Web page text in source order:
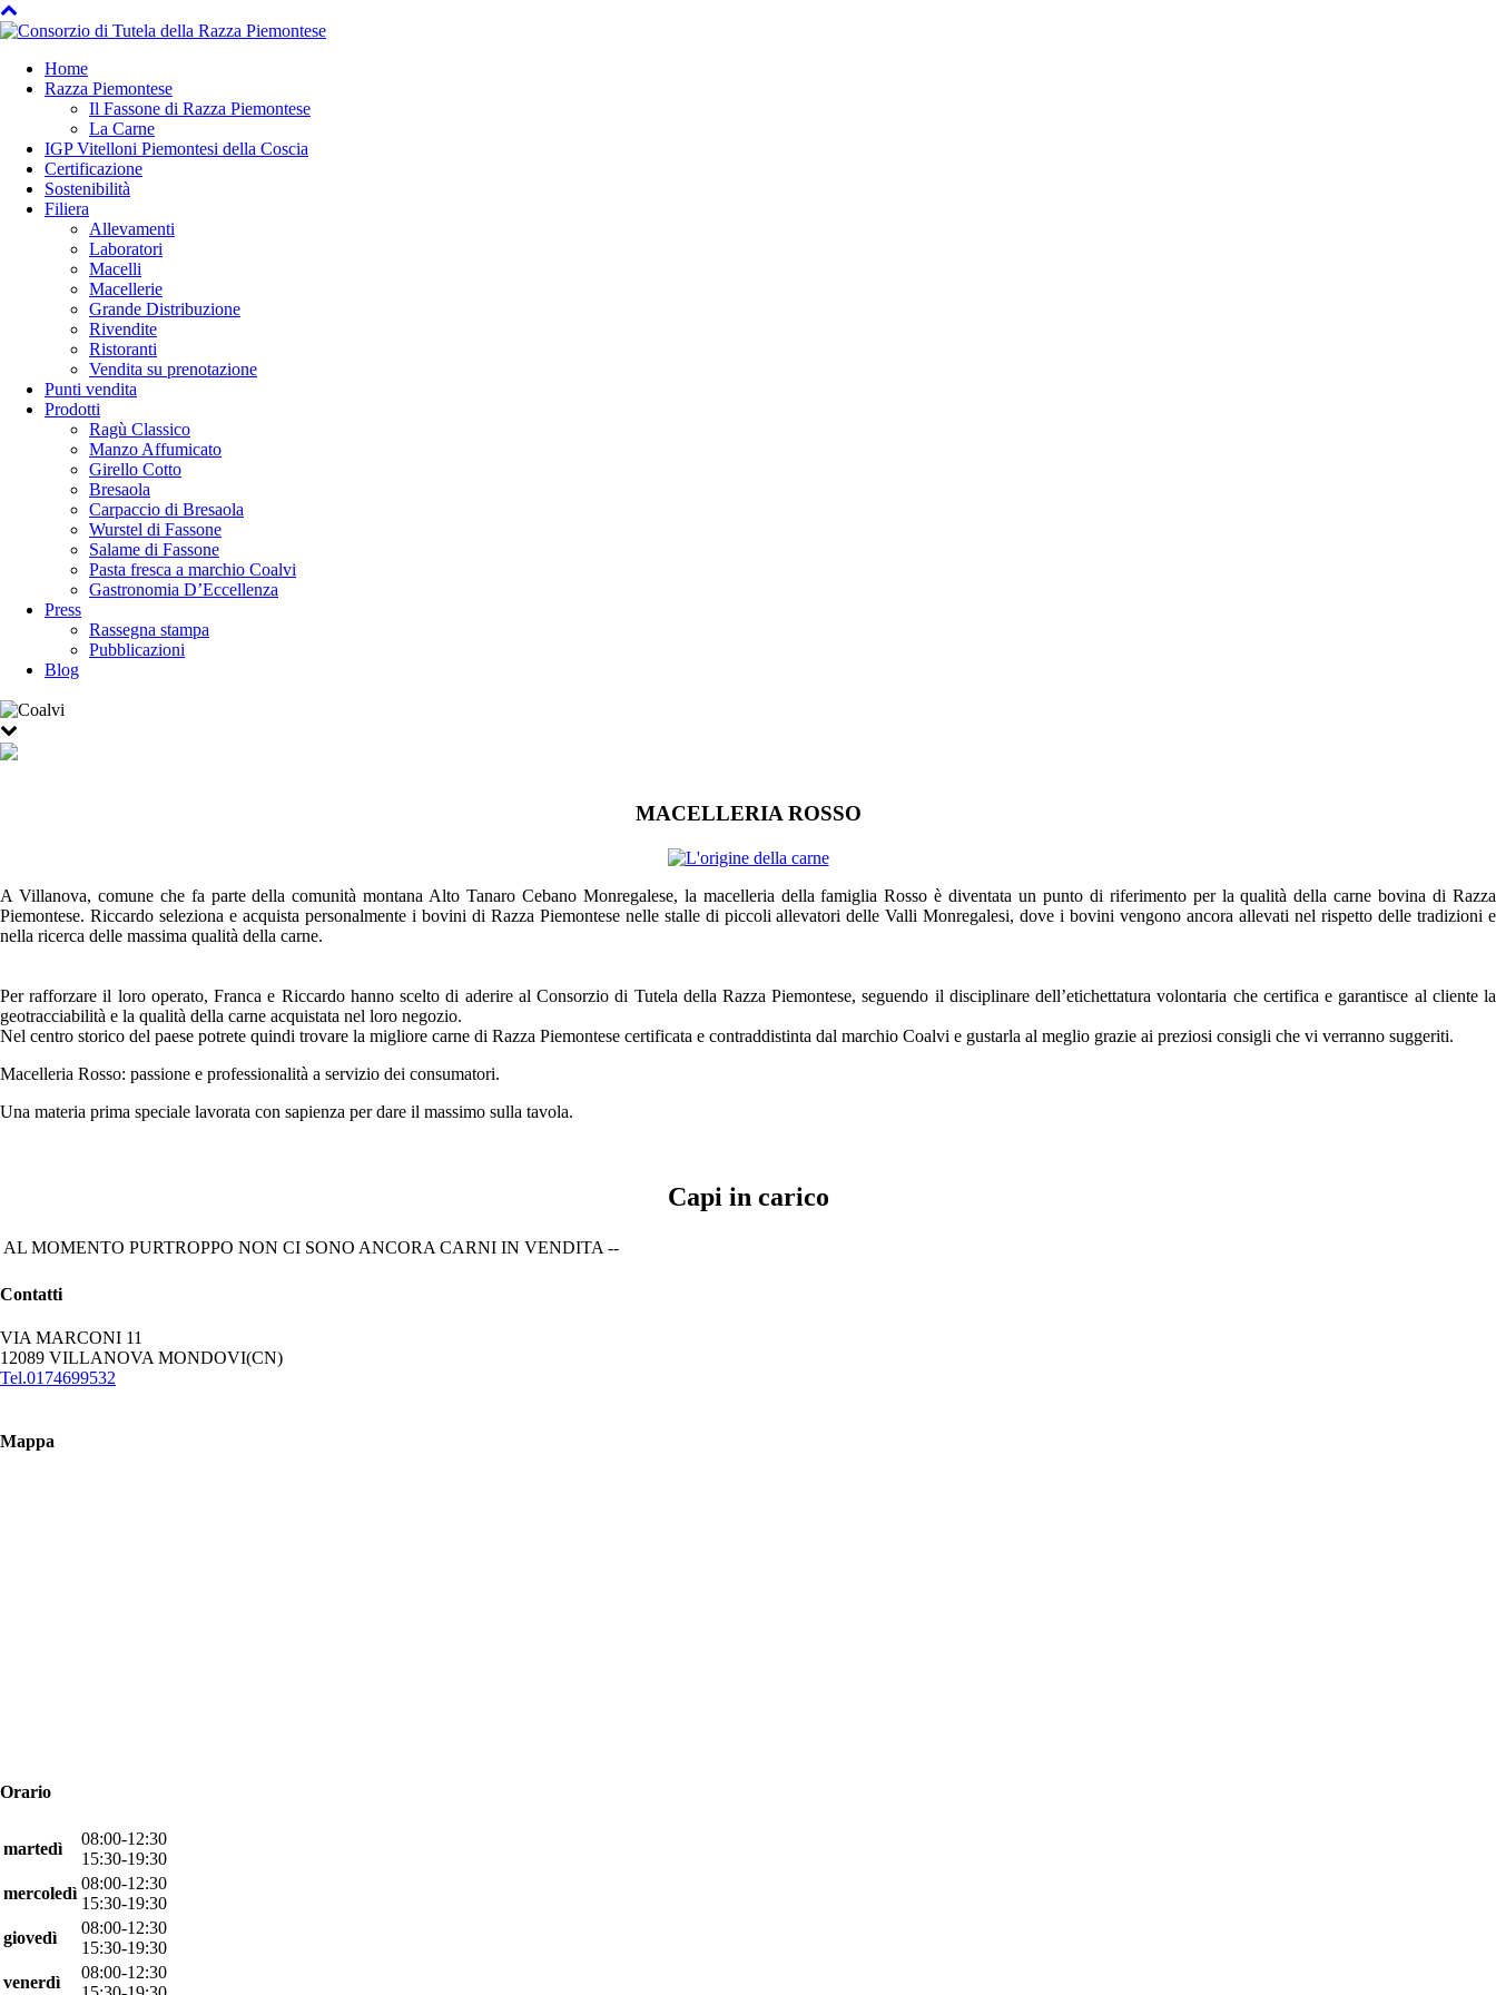
Home
Razza Piemontese
Il Fassone di Razza Piemontese
La Carne
IGP Vitelloni Piemontesi della Coscia
Certificazione
Sostenibilità
Filiera
Allevamenti
Laboratori
Macelli
Macellerie
Grande Distribuzione
Rivendite
Ristoranti
Vendita su prenotazione
Punti vendita
Prodotti
Ragù Classico
Manzo Affumicato
Girello Cotto
Bresaola
Carpaccio di Bresaola
Wurstel di Fassone
Salame di Fassone
Pasta fresca a marchio Coalvi
Gastronomia D’Eccellenza
Press
Rassegna stampa
Pubblicazioni
Blog
MACELLERIA ROSSO
A Villanova, comune che fa parte della comunità montana Alto Tanaro Cebano Monregalese, la macelleria della famiglia Rosso è diventata un punto di riferimento per la qualità della carne bovina di Razza
Piemontese. Riccardo seleziona e acquista personalmente i bovini di Razza Piemontese nelle stalle di piccoli allevatori delle Valli Monregalesi, dove i bovini vengono ancora allevati nel rispetto delle tradizioni e
nella ricerca delle massima qualità della carne.
Per rafforzare il loro operato, Franca e Riccardo hanno scelto di aderire al Consorzio di Tutela della Razza Piemontese, seguendo il disciplinare dell’etichettatura volontaria che certifica e garantisce al cliente la
geotracciabilità e la qualità della carne acquistata nel loro negozio.
Nel centro storico del paese potrete quindi trovare la migliore carne di Razza Piemontese certificata e contraddistinta dal marchio Coalvi e gustarla al meglio grazie ai preziosi consigli che vi verranno suggeriti.
Macelleria Rosso: passione e professionalità a servizio dei consumatori.
Una materia prima speciale lavorata con sapienza per dare il massimo sulla tavola.
Capi in carico
AL MOMENTO PURTROPPO NON CI SONO ANCORA CARNI IN VENDITA --
Contatti
VIA MARCONI 11
12089 VILLANOVA MONDOVI(CN)
Tel.0174699532
Mappa
Orario
martedì
08:00-12:30
15:30-19:30
mercoledì
08:00-12:30
15:30-19:30
giovedì
08:00-12:30
15:30-19:30
venerdì
08:00-12:30